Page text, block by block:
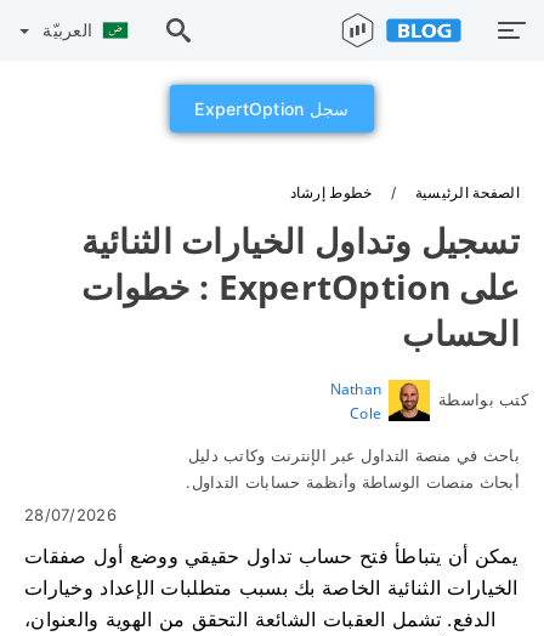
العربيّة
سجل ExpertOption
الصفحة الرئيسية خطوط إرشاد
تسجيل وتداول الخيارات الثنائية
على ExpertOption : خطوات
الحساب
كتب بواسطة
Nathan
Cole
باحث في منصة التداول عبر الإنترنت وكاتب دليل
أبحاث منصات الوساطة وأنظمة حسابات التداول.
28/07/2026
يمكن أن يتباطأ فتح حساب تداول حقيقي ووضع أول صفقات
الخيارات الثنائية الخاصة بك بسبب متطلبات الإعداد وخيارات
الدفع. تشمل العقبات الشائعة التحقق من الهوية والعنوان،